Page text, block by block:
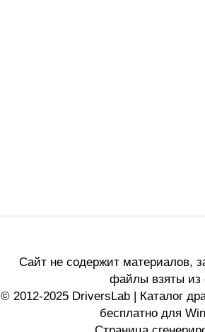
Сайт не содержит материалов,
файлы взяты из
© 2012-2025 DriversLab | Каталог
бесплатно для